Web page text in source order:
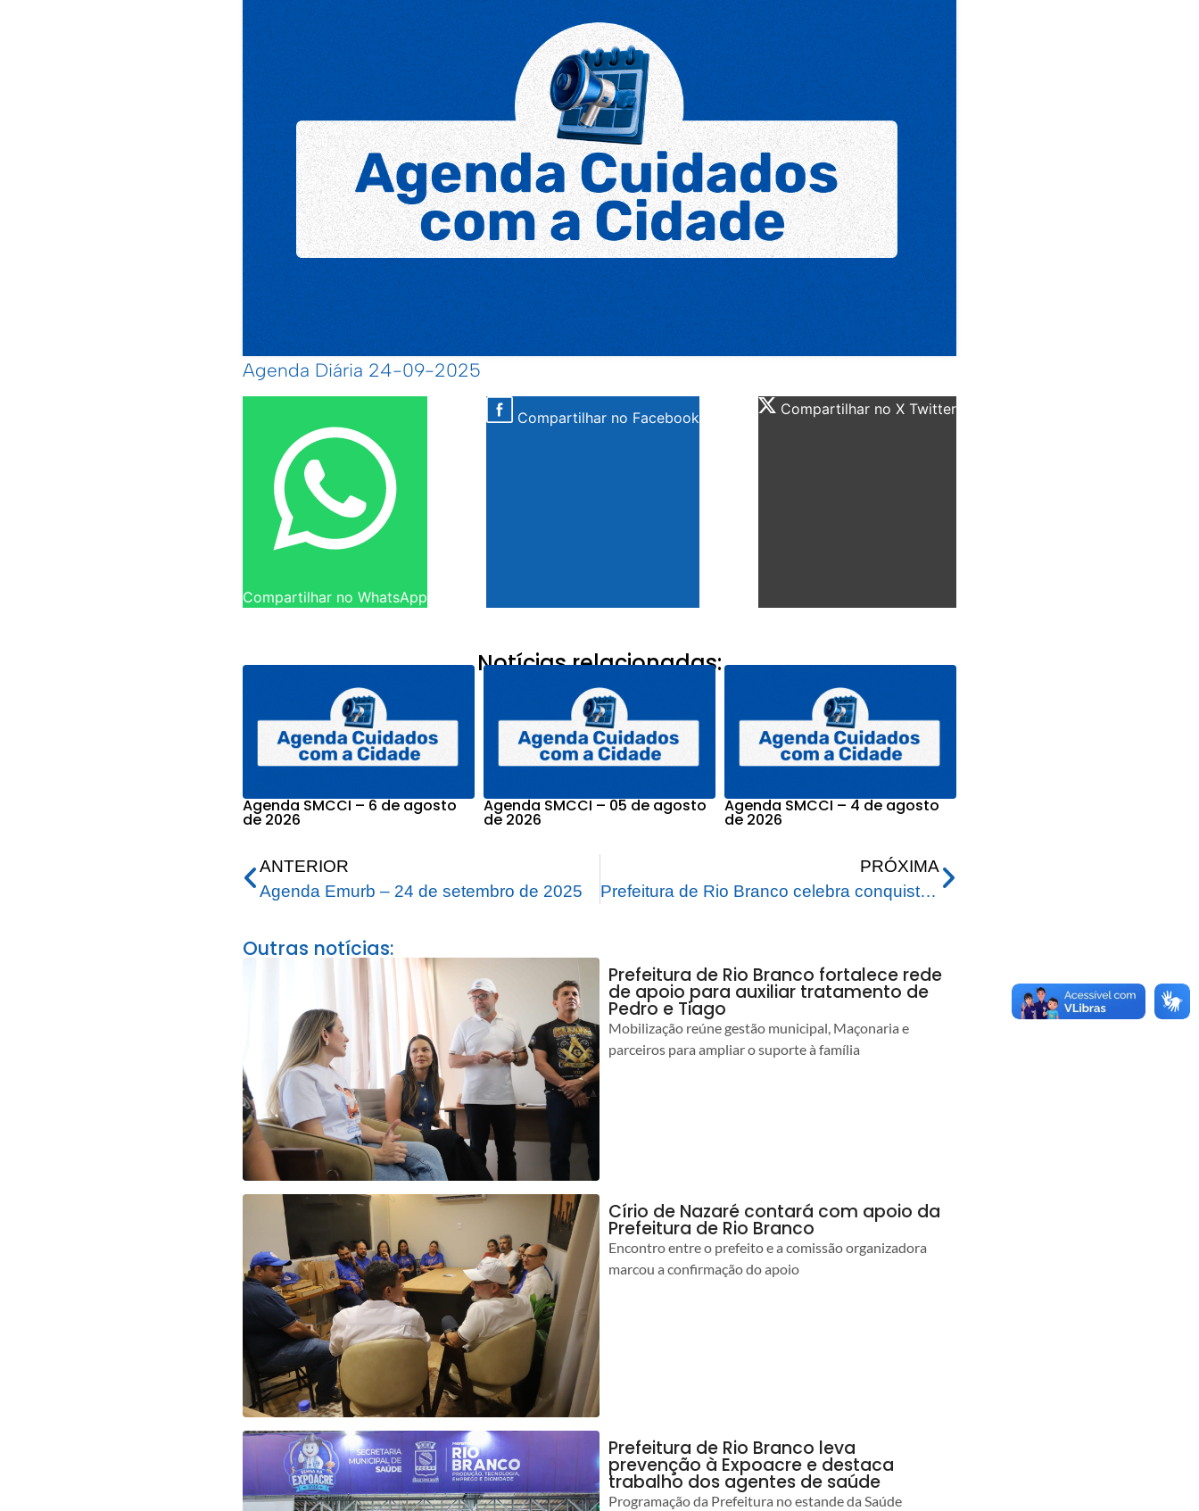
Agenda Diária 24-09-2025
Compartilhar no WhatsApp
Compartilhar no Facebook Compartilhar no X Twitter
Notícias relacionadas:
Agenda SMCCI – 6 de agosto
de 2026
Agenda SMCCI – 05 de agosto
de 2026
Agenda SMCCI – 4 de agosto
de 2026
ANTERIOR
Agenda Emurb – 24 de setembro de 2025
PRÓXIMA
Prefeitura de Rio Branco celebra conquistas em sustentabilidade e gestão fiscal
Outras notícias:
Prefeitura de Rio Branco fortalece rede
de apoio para auxiliar tratamento de
Pedro e Tiago
Mobilização reúne gestão municipal, Maçonaria e
parceiros para ampliar o suporte à família
Círio de Nazaré contará com apoio da
Prefeitura de Rio Branco
Encontro entre o prefeito e a comissão organizadora
marcou a confirmação do apoio
Prefeitura de Rio Branco leva
prevenção à Expoacre e destaca
trabalho dos agentes de saúde
Programação da Prefeitura no estande da Saúde